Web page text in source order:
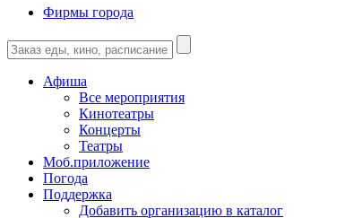
Фирмы города
Афиша
Все мероприятия
Кинотеатры
Концерты
Театры
Моб.приложение
Погода
Поддержка
Добавить организацию в каталог